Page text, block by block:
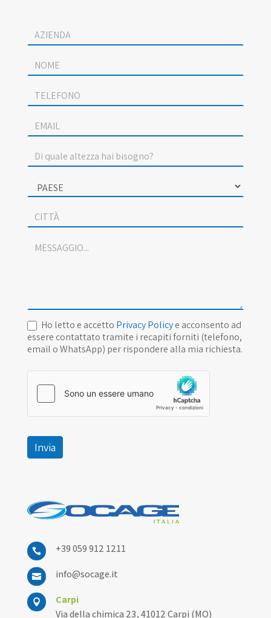
Socage
contact
Ho letto e accetto Privacy Policye acconsento ad
essere contattato tramite i recapiti forniti (telefono,
email o WhatsApp) per rispondere alla mia richiesta.
Invia
 +39 059 912 1211
 info@socage.it

Carpi
Via della chimica 23, 41012 Carpi (MO)